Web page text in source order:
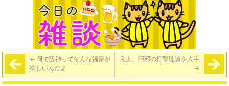
← 何で阪神ってそんな福留が
欲しいんだよ
良太、阿部の打撃理論を入手
→